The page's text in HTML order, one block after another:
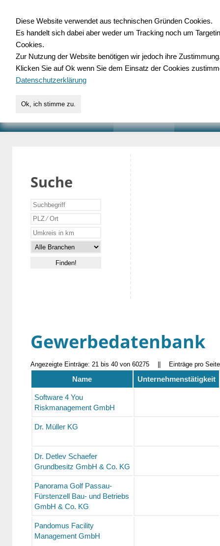
für Handwerk,
Suche
Gewerbedatenbank
Angezeigte Einträge: 21 bis 40 von 60275 Einträge pro
Name Unternehmenstätigkeit
Software 4 You
Riskmanagement GmbH
Dr. Müller KG
Dr. Detlev Schaefer
Grundbesitz GmbH & Co. KG
Panorama Golf Passau-
Fürstenzell Bau- und Betriebs
GmbH & Co. KG
Pandomus Facility
Management GmbH
Diese Website verwendet aus technischen Gründen Cookies.
Es handelt sich dabei aber weder um Tracking noch um
Cookies.
Zur Nutzung der Website benötigen wir jedoch ihre
Klicken Sie auf Ok wenn Sie dem Einsatz der Cookies
Datenschutzerklärung
Ok, ich stimme zu.